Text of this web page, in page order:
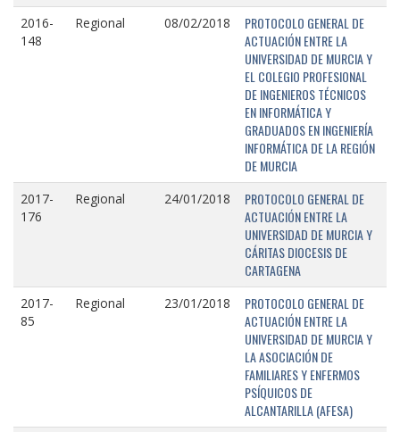
2016-
148
Regional 08/02/2018
PROTOCOLO GENERAL DE
ACTUACIÓN ENTRE LA
UNIVERSIDAD DE MURCIA Y
EL COLEGIO PROFESIONAL
DE INGENIEROS TÉCNICOS
EN INFORMÁTICA Y
GRADUADOS EN INGENIERÍA
INFORMÁTICA DE LA REGIÓN
DE MURCIA
2017-
176
Regional 24/01/2018
PROTOCOLO GENERAL DE
ACTUACIÓN ENTRE LA
UNIVERSIDAD DE MURCIA Y
CÁRITAS DIOCESIS DE
CARTAGENA
2017-
85
Regional 23/01/2018
PROTOCOLO GENERAL DE
ACTUACIÓN ENTRE LA
UNIVERSIDAD DE MURCIA Y
LA ASOCIACIÓN DE
FAMILIARES Y ENFERMOS
PSÍQUICOS DE
ALCANTARILLA (AFESA)